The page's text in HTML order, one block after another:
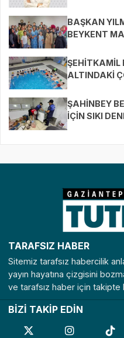
BAŞKAN
BEYKENT
ŞEHİTKAMİL
ALTINDAKİ
ŞAHİNBEY
İÇİN SIKI
TARAFSIZ HABER
Sitemiz tarafsız habercilik
yayın hayatına çizgisini
ve tarafsız haber için takipte
BİZİ TAKİP EDİN